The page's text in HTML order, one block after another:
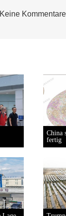
Keine